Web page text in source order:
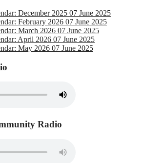
December 2025 07 June 2025
February 2026 07 June 2025
March 2026 07 June 2025
April 2026 07 June 2025
May 2026 07 June 2025
Radio